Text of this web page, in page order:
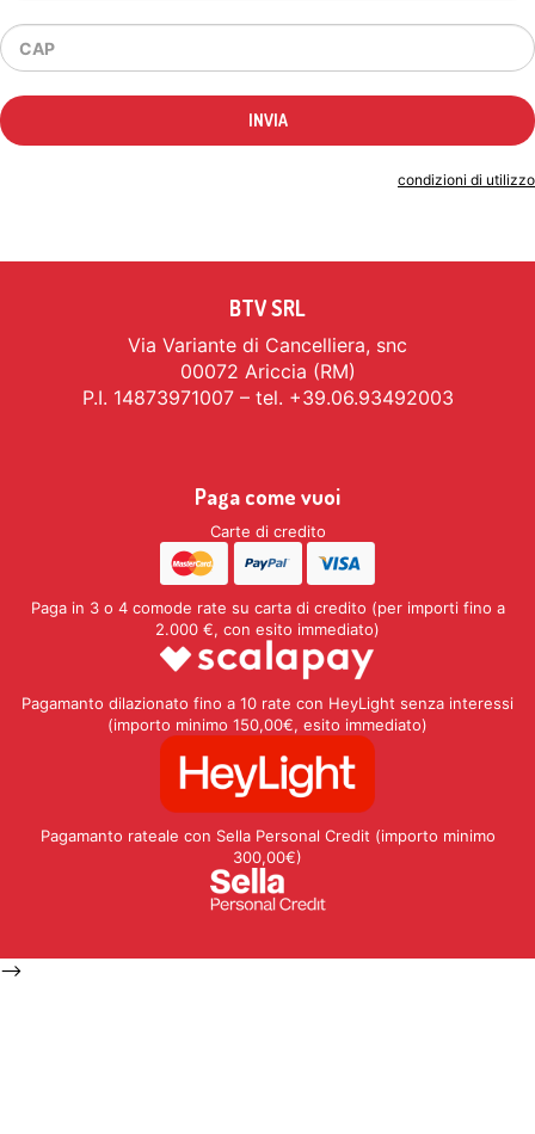
condizioni di utilizzo
BTV SRL
Via Variante di Cancelliera, snc
00072 Ariccia (RM)
P.I. 14873971007 – tel. +39.06.93492003
Paga come vuoi
Carte di credito
Paga in 3 o 4 comode rate su carta di credito (per importi fino a
2.000 €, con esito immediato)
Pagamanto dilazionato fino a 10 rate con HeyLight senza interessi
(importo minimo 150,00€, esito immediato)
Pagamanto rateale con Sella Personal Credit (importo minimo
300,00€)
-->